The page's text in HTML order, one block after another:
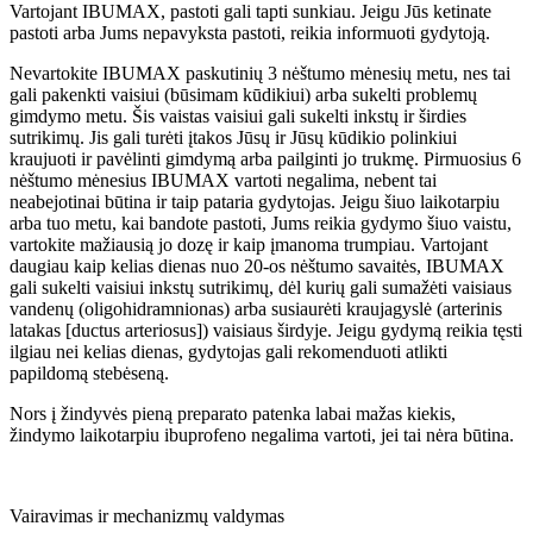
Vartojant IBUMAX, pastoti gali tapti sunkiau. Jeigu Jūs ketinate
pastoti arba Jums nepavyksta pastoti, reikia informuoti gydytoją.
Nevartokite IBUMAX paskutinių 3 nėštumo mėnesių metu, nes tai
gali pakenkti vaisiui (būsimam kūdikiui) arba sukelti problemų
gimdymo metu. Šis vaistas vaisiui gali sukelti inkstų ir širdies
sutrikimų. Jis gali turėti įtakos Jūsų ir Jūsų kūdikio polinkiui
kraujuoti ir pavėlinti gimdymą arba pailginti jo trukmę. Pirmuosius 6
nėštumo mėnesius IBUMAX vartoti negalima, nebent tai
neabejotinai būtina ir taip pataria gydytojas. Jeigu šiuo laikotarpiu
arba tuo metu, kai bandote pastoti, Jums reikia gydymo šiuo vaistu,
vartokite mažiausią jo dozę ir kaip įmanoma trumpiau. Vartojant
daugiau kaip kelias dienas nuo 20-os nėštumo savaitės, IBUMAX
gali sukelti vaisiui inkstų sutrikimų, dėl kurių gali sumažėti vaisiaus
vandenų (oligohidramnionas) arba susiaurėti kraujagyslė (arterinis
latakas [ductus arteriosus]) vaisiaus širdyje. Jeigu gydymą reikia tęsti
ilgiau nei kelias dienas, gydytojas gali rekomenduoti atlikti
papildomą stebėseną.
Nors į žindyvės pieną preparato patenka labai mažas kiekis,
žindymo laikotarpiu ibuprofeno negalima vartoti, jei tai nėra būtina.
Vairavimas ir mechanizmų valdymas